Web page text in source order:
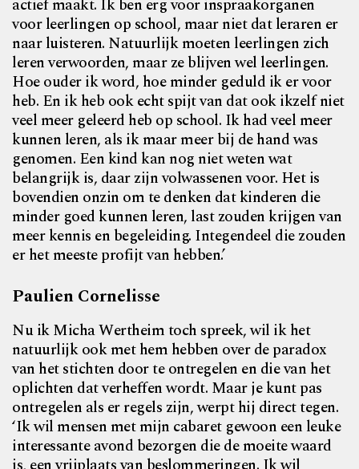
actief maakt. Ik ben erg voor inspraakorganen
voor leerlingen op school, maar niet dat leraren er
naar luisteren. Natuurlijk moeten leerlingen zich
leren verwoorden, maar ze blijven wel leerlingen.
Hoe ouder ik word, hoe minder geduld ik er voor
heb. En ik heb ook echt spijt van dat ook ikzelf niet
veel meer geleerd heb op school. Ik had veel meer
kunnen leren, als ik maar meer bij de hand was
genomen. Een kind kan nog niet weten wat
belangrijk is, daar zijn volwassenen voor. Het is
bovendien onzin om te denken dat kinderen die
minder goed kunnen leren, last zouden krijgen van
meer kennis en begeleiding. Integendeel die zouden
er het meeste profijt van hebben.’
Paulien Cornelisse
Nu ik Micha Wertheim toch spreek, wil ik het
natuurlijk ook met hem hebben over de paradox
van het stichten door te ontregelen en die van het
oplichten dat verheffen wordt. Maar je kunt pas
ontregelen als er regels zijn, werpt hij direct tegen.
‘Ik wil mensen met mijn cabaret gewoon een leuke
interessante avond bezorgen die de moeite waard